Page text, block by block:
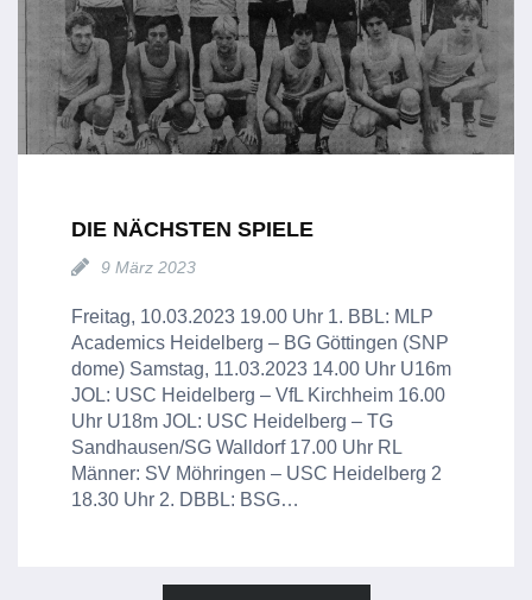
DIE NÄCHSTEN SPIELE
9 März 2023
Freitag, 10.03.2023 19.00 Uhr 1. BBL: MLP
Academics Heidelberg – BG Göttingen (SNP
dome) Samstag, 11.03.2023 14.00 Uhr U16m
JOL: USC Heidelberg – VfL Kirchheim 16.00
Uhr U18m JOL: USC Heidelberg – TG
Sandhausen/SG Walldorf 17.00 Uhr RL
Männer: SV Möhringen – USC Heidelberg 2
18.30 Uhr 2. DBBL: BSG…